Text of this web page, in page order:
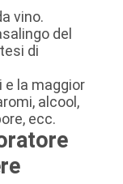
vino.
del
di
e la maggior
alcool,
ecc.